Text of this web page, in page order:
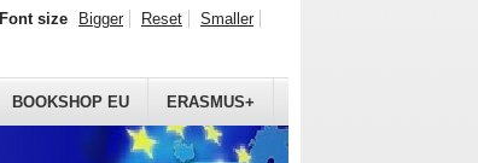
BOOKSHOP EU ERASMUS+
Font size Bigger Reset Smaller